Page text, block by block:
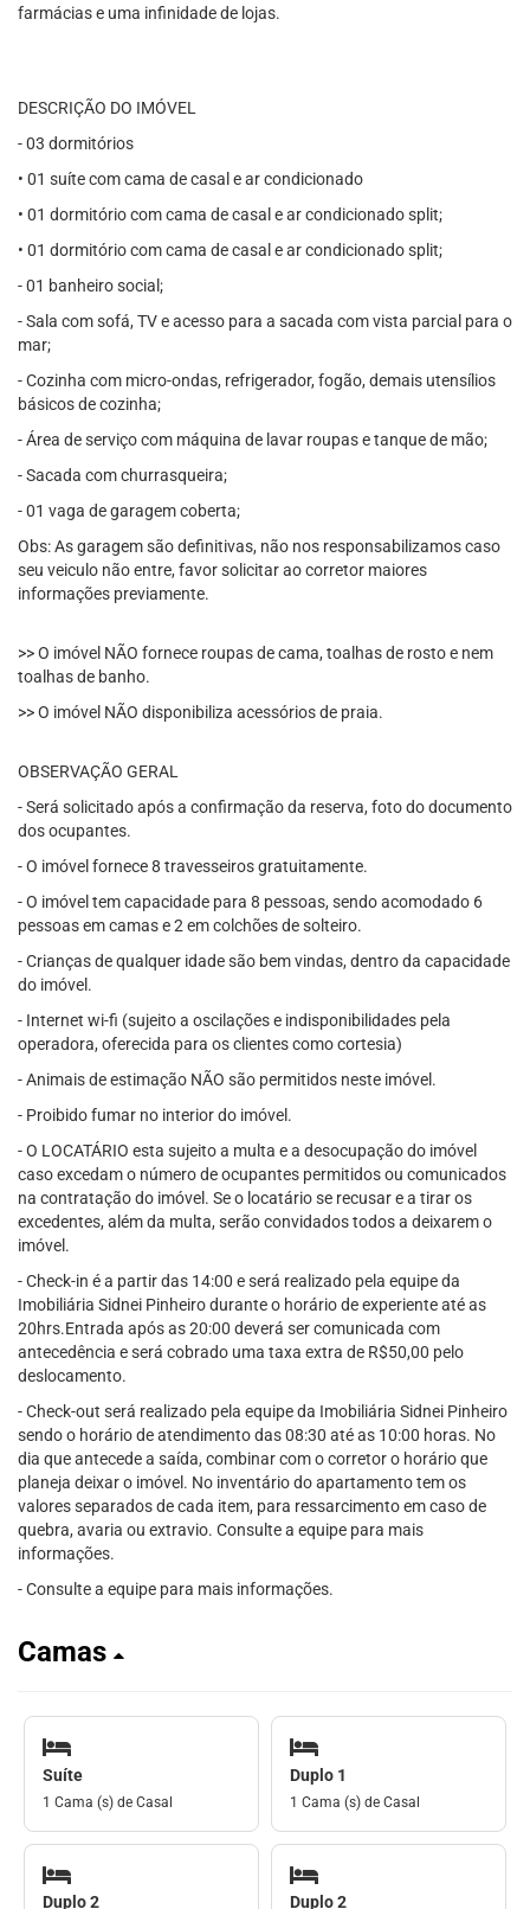
farmácias e uma infinidade de lojas.
DESCRIÇÃO DO IMÓVEL
- 03 dormitórios
• 01 suíte com cama de casal e ar condicionado
• 01 dormitório com cama de casal e ar condicionado split;
• 01 dormitório com cama de casal e ar condicionado split;
- 01 banheiro social;
- Sala com sofá, TV e acesso para a sacada com vista parcial para o
mar;
- Cozinha com micro-ondas, refrigerador, fogão, demais utensílios
básicos de cozinha;
- Área de serviço com máquina de lavar roupas e tanque de mão;
- Sacada com churrasqueira;
- 01 vaga de garagem coberta;
Obs: As garagem são definitivas, não nos responsabilizamos caso
seu veiculo não entre, favor solicitar ao corretor maiores
informações previamente.
>> O imóvel NÃO fornece roupas de cama, toalhas de rosto e nem
toalhas de banho.
>> O imóvel NÃO disponibiliza acessórios de praia.
OBSERVAÇÃO GERAL
- Será solicitado após a confirmação da reserva, foto do documento
dos ocupantes.
- O imóvel fornece 8 travesseiros gratuitamente.
- O imóvel tem capacidade para 8 pessoas, sendo acomodado 6
pessoas em camas e 2 em colchões de solteiro.
- Crianças de qualquer idade são bem vindas, dentro da capacidade
do imóvel.
- Internet wi-fi (sujeito a oscilações e indisponibilidades pela
operadora, oferecida para os clientes como cortesia)
- Animais de estimação NÃO são permitidos neste imóvel.
- Proibido fumar no interior do imóvel.
- O LOCATÁRIO esta sujeito a multa e a desocupação do imóvel
caso excedam o número de ocupantes permitidos ou comunicados
na contratação do imóvel. Se o locatário se recusar e a tirar os
excedentes, além da multa, serão convidados todos a deixarem o
imóvel.
- Check-in é a partir das 14:00 e será realizado pela equipe da
Imobiliária Sidnei Pinheiro durante o horário de experiente até as
20hrs.Entrada após as 20:00 deverá ser comunicada com
antecedência e será cobrado uma taxa extra de R$50,00 pelo
deslocamento.
- Check-out será realizado pela equipe da Imobiliária Sidnei Pinheiro
sendo o horário de atendimento das 08:30 até as 10:00 horas. No
dia que antecede a saída, combinar com o corretor o horário que
planeja deixar o imóvel. No inventário do apartamento tem os
valores separados de cada item, para ressarcimento em caso de
quebra, avaria ou extravio. Consulte a equipe para mais
informações.
- Consulte a equipe para mais informações.
Camas
Suíte
1 Cama (s) de Casal
Duplo 1
1 Cama (s) de Casal
Duplo 2 Duplo 2